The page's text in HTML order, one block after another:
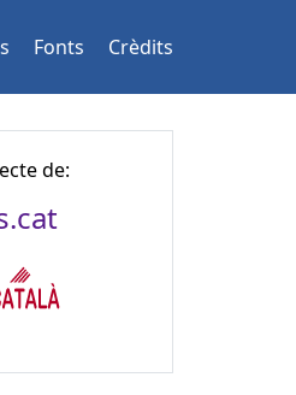
Fonts Crèdits
de: